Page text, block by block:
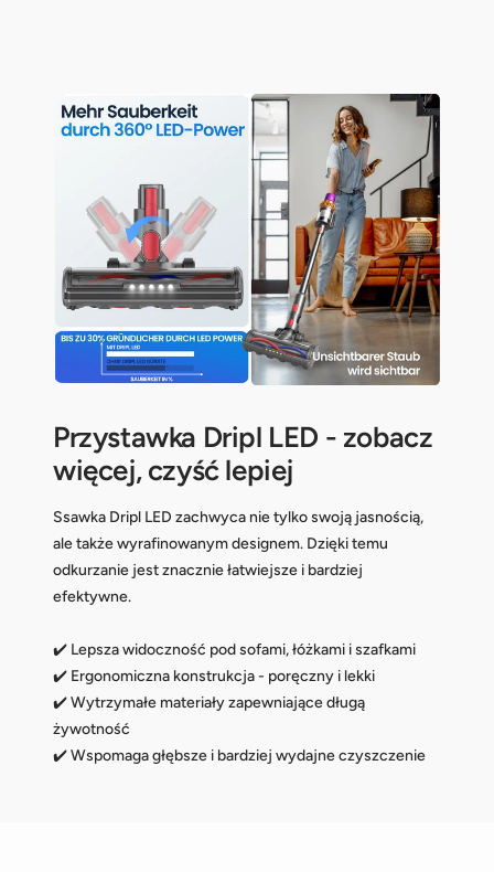
Przystawka Dripl LED - zobacz
więcej, czyść lepiej
Ssawka Dripl LED zachwyca nie tylko swoją jasnością,
ale także wyrafinowanym designem. Dzięki temu
odkurzanie jest znacznie łatwiejsze i bardziej
efektywne.
✔️ Lepsza widoczność pod sofami, łóżkami i szafkami
✔️ Ergonomiczna konstrukcja - poręczny i lekki
✔️ Wytrzymałe materiały zapewniające długą
żywotność
✔️ Wspomaga głębsze i bardziej wydajne czyszczenie